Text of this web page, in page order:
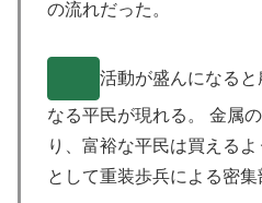
の流れだった。
活動が盛んになる
なる平民が現れる。 金属
り、富裕な平民は買える
として重装歩兵による密